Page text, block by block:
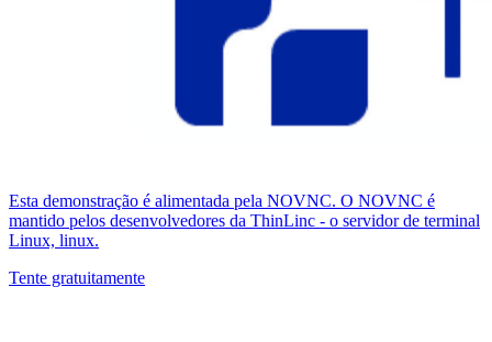
Esta demonstração é alimentada pela NOVNC. O NOVNC é
mantido pelos desenvolvedores da ThinLinc - o servidor de terminal
Linux, linux.
Tente gratuitamente